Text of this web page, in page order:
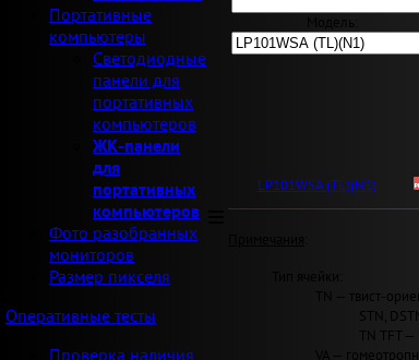
Портативные
компьютеры
Светодиодные
панели для
портативных
компьютеров
ЖК-панели
для
портативных
компьютеров
Фото разобранных
мониторов
Размер пикселя
Оперативные тесты
Проверка наличия
LP101WSA (TL)(N1)
TN — твист-
STN,
TN TFT
VA —